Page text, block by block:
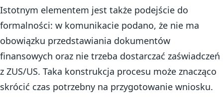
Istotnym elementem jest także podejście do
formalności: w komunikacie podano, że nie ma
obowiązku przedstawiania dokumentów
finansowych oraz nie trzeba dostarczać zaświadczeń
z ZUS/US. Taka konstrukcja procesu może znacząco
skrócić czas potrzebny na przygotowanie wniosku.